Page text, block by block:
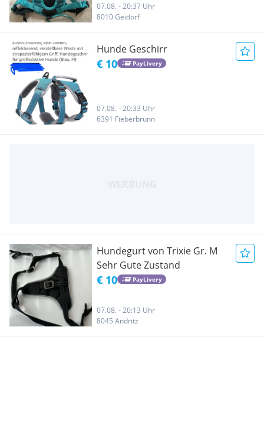
07.08. - 20:37 Uhr
8010 Geidorf
Hunde Geschirr
€ 10 PayLivery
07.08. - 20:33 Uhr
6391 Fieberbrunn
Hundegurt von Trixie Gr. M
Sehr Gute Zustand
€ 10 PayLivery
07.08. - 20:13 Uhr
8045 Andritz